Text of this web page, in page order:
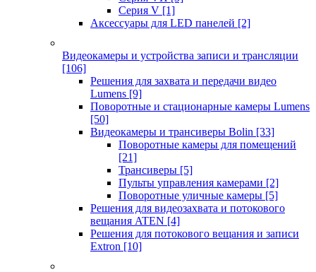
Серия V [1]
Аксессуары для LED панелей [2]
Видеокамеры и устройства записи и трансляции
[106]
Решения для захвата и передачи видео
Lumens [9]
Поворотные и стационарные камеры Lumens
[50]
Видеокамеры и трансиверы Bolin [33]
Поворотные камеры для помещений
[21]
Трансиверы [5]
Пульты управления камерами [2]
Поворотные уличные камеры [5]
Решения для видеозахвата и потокового
вещания ATEN [4]
Решения для потокового вещания и записи
Extron [10]